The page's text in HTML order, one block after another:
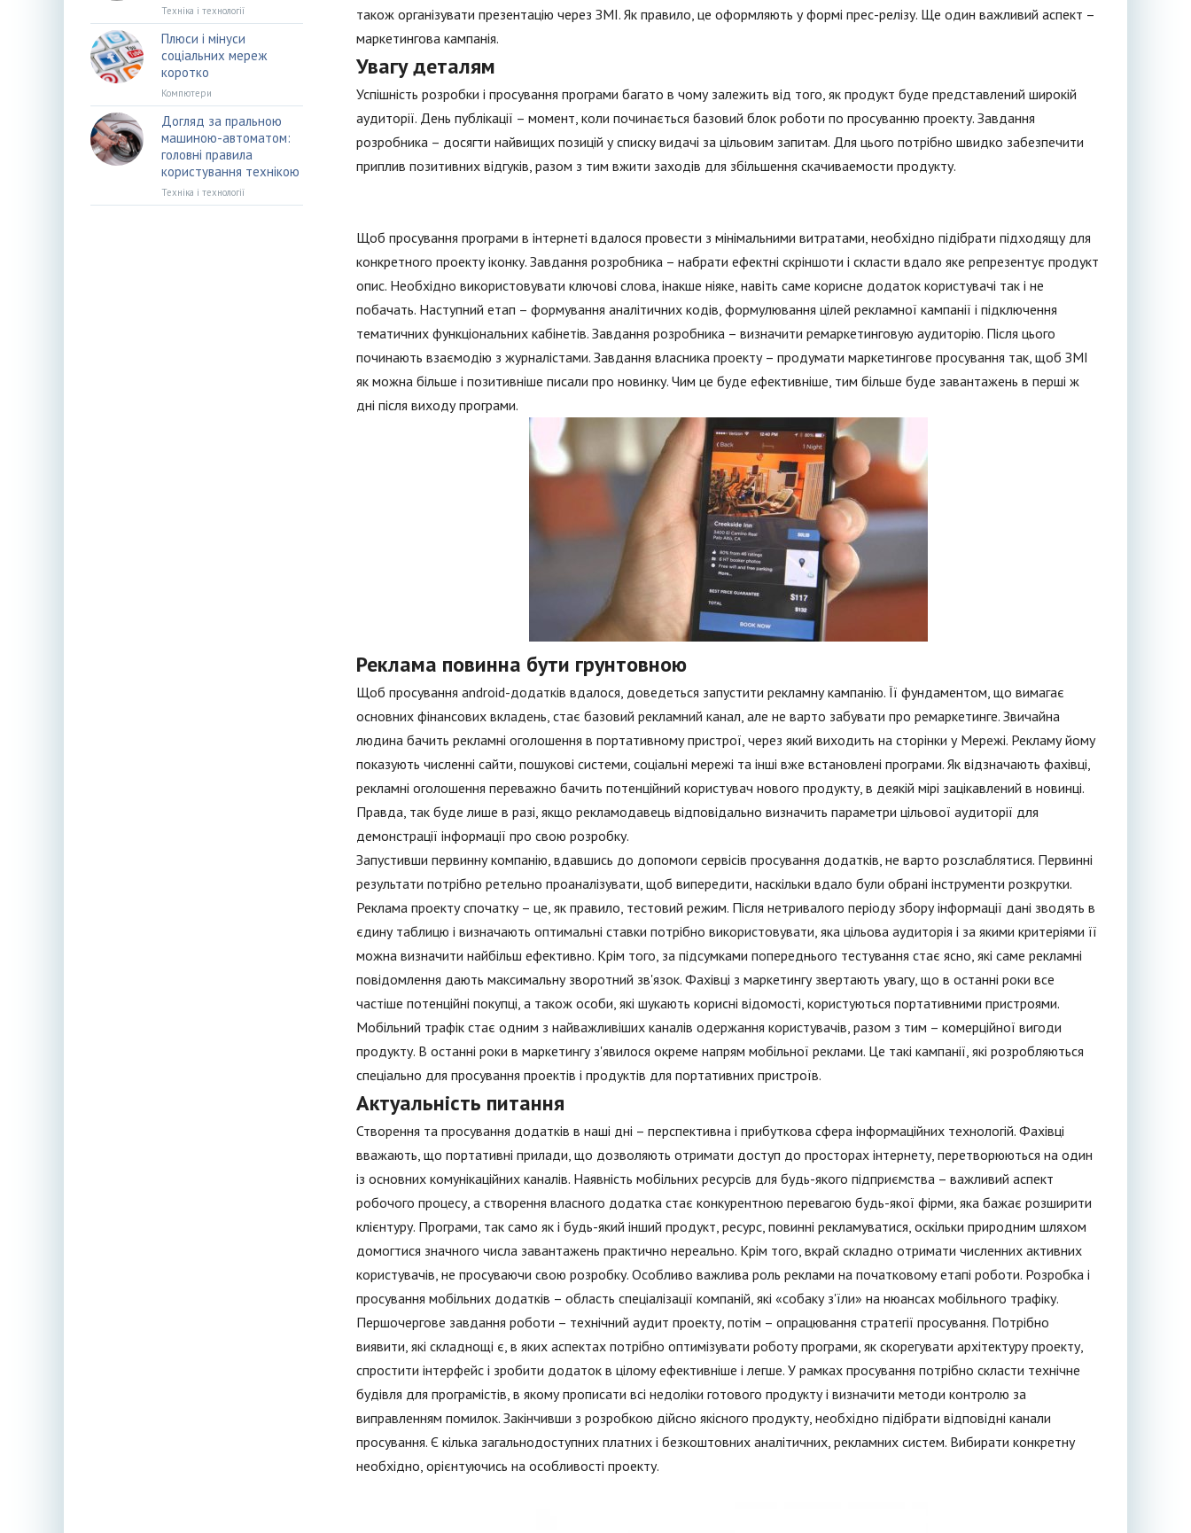
також організувати презентацію через ЗМІ. Як правило, це оформляють у формі прес-релізу. Ще один важливий аспект –
маркетингова кампанія.
Увагу деталям
Успішність розробки і просування програми багато в чому залежить від того, як продукт буде представлений широкій
аудиторії. День публікації – момент, коли починається базовий блок роботи по просуванню проекту. Завдання
розробника – досягти найвищих позицій у списку видачі за цільовим запитам. Для цього потрібно швидко забезпечити
приплив позитивних відгуків, разом з тим вжити заходів для збільшення скачиваемости продукту.
Щоб просування програми в інтернеті вдалося провести з мінімальними витратами, необхідно підібрати підходящу для
конкретного проекту іконку. Завдання розробника – набрати ефектні скріншоти і скласти вдало яке репрезентує продукт
опис. Необхідно використовувати ключові слова, інакше ніяке, навіть саме корисне додаток користувачі так і не
побачать. Наступний етап – формування аналітичних кодів, формулювання цілей рекламної кампанії і підключення
тематичних функціональних кабінетів. Завдання розробника – визначити ремаркетинговую аудиторію. Після цього
починають взаємодію з журналістами. Завдання власника проекту – продумати маркетингове просування так, щоб ЗМІ
як можна більше і позитивніше писали про новинку. Чим це буде ефективніше, тим більше буде завантажень в перші ж
дні після виходу програми.
Реклама повинна бути грунтовною
Щоб просування android-додатків вдалося, доведеться запустити рекламну кампанію. Її фундаментом, що вимагає
основних фінансових вкладень, стає базовий рекламний канал, але не варто забувати про ремаркетинге. Звичайна
людина бачить рекламні оголошення в портативному пристрої, через який виходить на сторінки у Мережі. Рекламу йому
показують численні сайти, пошукові системи, соціальні мережі та інші вже встановлені програми. Як відзначають фахівці,
рекламні оголошення переважно бачить потенційний користувач нового продукту, в деякій мірі зацікавлений в новинці.
Правда, так буде лише в разі, якщо рекламодавець відповідально визначить параметри цільової аудиторії для
демонстрації інформації про свою розробку.
Запустивши первинну компанію, вдавшись до допомоги сервісів просування додатків, не варто розслаблятися. Первинні
результати потрібно ретельно проаналізувати, щоб випередити, наскільки вдало були обрані інструменти розкрутки.
Реклама проекту спочатку – це, як правило, тестовий режим. Після нетривалого періоду збору інформації дані зводять в
єдину таблицю і визначають оптимальні ставки потрібно використовувати, яка цільова аудиторія і за якими критеріями її
можна визначити найбільш ефективно. Крім того, за підсумками попереднього тестування стає ясно, які саме рекламні
повідомлення дають максимальну зворотний зв'язок. Фахівці з маркетингу звертають увагу, що в останні роки все
частіше потенційні покупці, а також особи, які шукають корисні відомості, користуються портативними пристроями.
Мобільний трафік стає одним з найважливіших каналів одержання користувачів, разом з тим – комерційної вигоди
продукту. В останні роки в маркетингу з'явилося окреме напрям мобільної реклами. Це такі кампанії, які розробляються
спеціально для просування проектів і продуктів для портативних пристроїв.
Актуальність питання
Створення та просування додатків в наші дні – перспективна і прибуткова сфера інформаційних технологій. Фахівці
вважають, що портативні прилади, що дозволяють отримати доступ до просторах інтернету, перетворюються на один
із основних комунікаційних каналів. Наявність мобільних ресурсів для будь-якого підприємства – важливий аспект
робочого процесу, а створення власного додатка стає конкурентною перевагою будь-якої фірми, яка бажає розширити
клієнтуру. Програми, так само як і будь-який інший продукт, ресурс, повинні рекламуватися, оскільки природним шляхом
домогтися значного числа завантажень практично нереально. Крім того, вкрай складно отримати численних активних
користувачів, не просуваючи свою розробку. Особливо важлива роль реклами на початковому етапі роботи. Розробка і
просування мобільних додатків – область спеціалізації компаній, які «собаку з'їли» на нюансах мобільного трафіку.
Першочергове завдання роботи – технічний аудит проекту, потім – опрацювання стратегії просування. Потрібно
виявити, які складнощі є, в яких аспектах потрібно оптимізувати роботу програми, як скорегувати архітектуру проекту,
спростити інтерфейс і зробити додаток в цілому ефективніше і легше. У рамках просування потрібно скласти технічне
будівля для програмістів, в якому прописати всі недоліки готового продукту і визначити методи контролю за
виправленням помилок. Закінчивши з розробкою дійсно якісного продукту, необхідно підібрати відповідні канали
просування. Є кілька загальнодоступних платних і безкоштовних аналітичних, рекламних систем. Вибирати конкретну
необхідно, орієнтуючись на особливості проекту.
Техніка і технології
Плюси і мінуси
соціальних мереж
коротко
Компютери
Догляд за пральною
машиною-автоматом:
головні правила
користування технікою
Техніка і технології